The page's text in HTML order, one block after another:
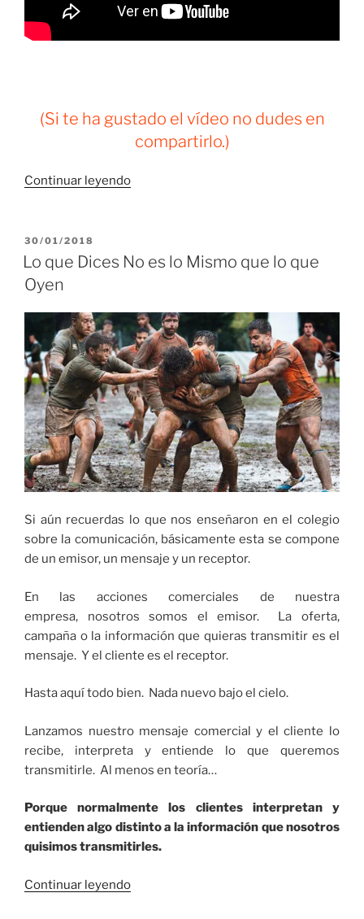
(Si te ha gustado el vídeo no dudes en
compartirlo.)
Continuar leyendo“Captar
con
que
Hay”
PUBLICADO
EL
30/01/2018
Lo que Dices No es lo Mismo que lo que
Oyen
Si aún recuerdas lo que nos enseñaron en el colegio
sobre la comunicación, básicamente esta se compone
de un emisor, un mensaje y un receptor.
En las acciones comerciales de nuestra
empresa, nosotros somos el emisor. La oferta,
campaña o la información que quieras transmitir es el
mensaje. Y el cliente es el receptor.
Hasta aquí todo bien. Nada nuevo bajo el cielo.
Lanzamos nuestro mensaje comercial y el cliente lo
recibe, interpreta y entiende lo que queremos
transmitirle. Al menos en teoría…
Porque normalmente los clientes interpretan y
entienden algo distinto a la información que nosotros
quisimos transmitirles.
Continuar leyendo“Lo